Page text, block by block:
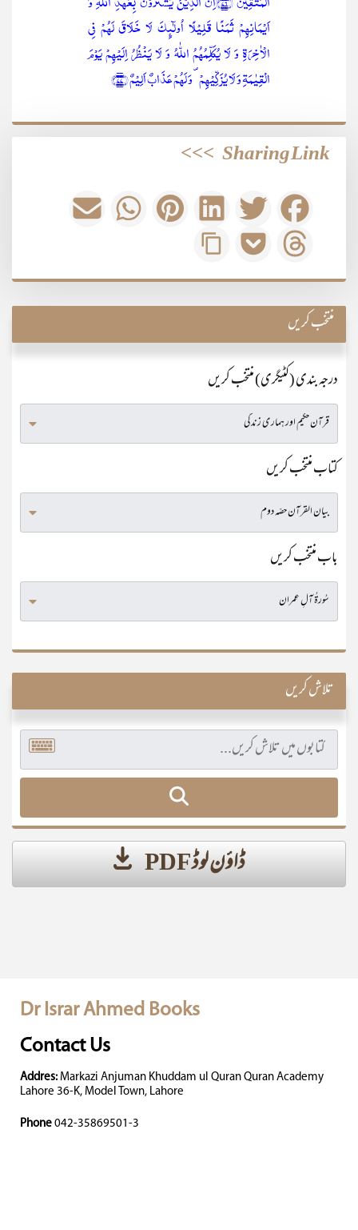
اَیۡمَانِہِمۡ ثَمَنًا قَلِیۡلًا اُولٰٓئِکَ لَا خَلَاقَ لَہُمۡ فِی
الۡاٰخِرَۃِ وَ لَا یُکَلِّمُہُمُ اللّٰہُ وَ لَا یَنۡظُرُ اِلَیۡہِمۡ یَوۡمَ
الۡقِیٰمَۃِ وَ لَا یُزَکِّیۡہِمۡ ۪ وَ لَہُمۡ عَذَابٌ اَلِیۡمٌ ﴿۷۷﴾
Sharing Link
>>>
منتخب کریں
درجہ بندی (کٹیگری) منتخب کریں
کتاب منتخب کریں
باب منتخب کریں
تلاش کریں
ڈاؤن لوڈ PDF
Dr Israr Ahmed Books
Contact Us
Addres: Markazi Anjuman Khuddam ul Quran Quran Academy
Lahore 36-K, Model Town, Lahore
Phone 042-35869501-3